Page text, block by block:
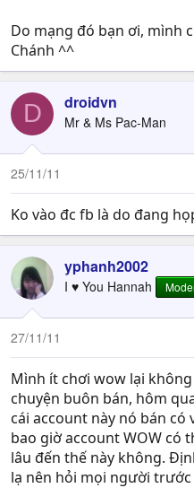
Do mạng đó bạn ơi, mình
Chánh ^^
D droidvn
Mr & Ms Pac-Man
25/11/11
Ko vào đc fb là do đang
yphanh2002
I ♥︎ You Hannah
27/11/11
Mình ít chơi wow lại
chuyện buôn bán, hôm
cái account này nó bán có
bao giờ account WOW có
lâu đến thế này không.
lạ nên hỏi mọi người trước